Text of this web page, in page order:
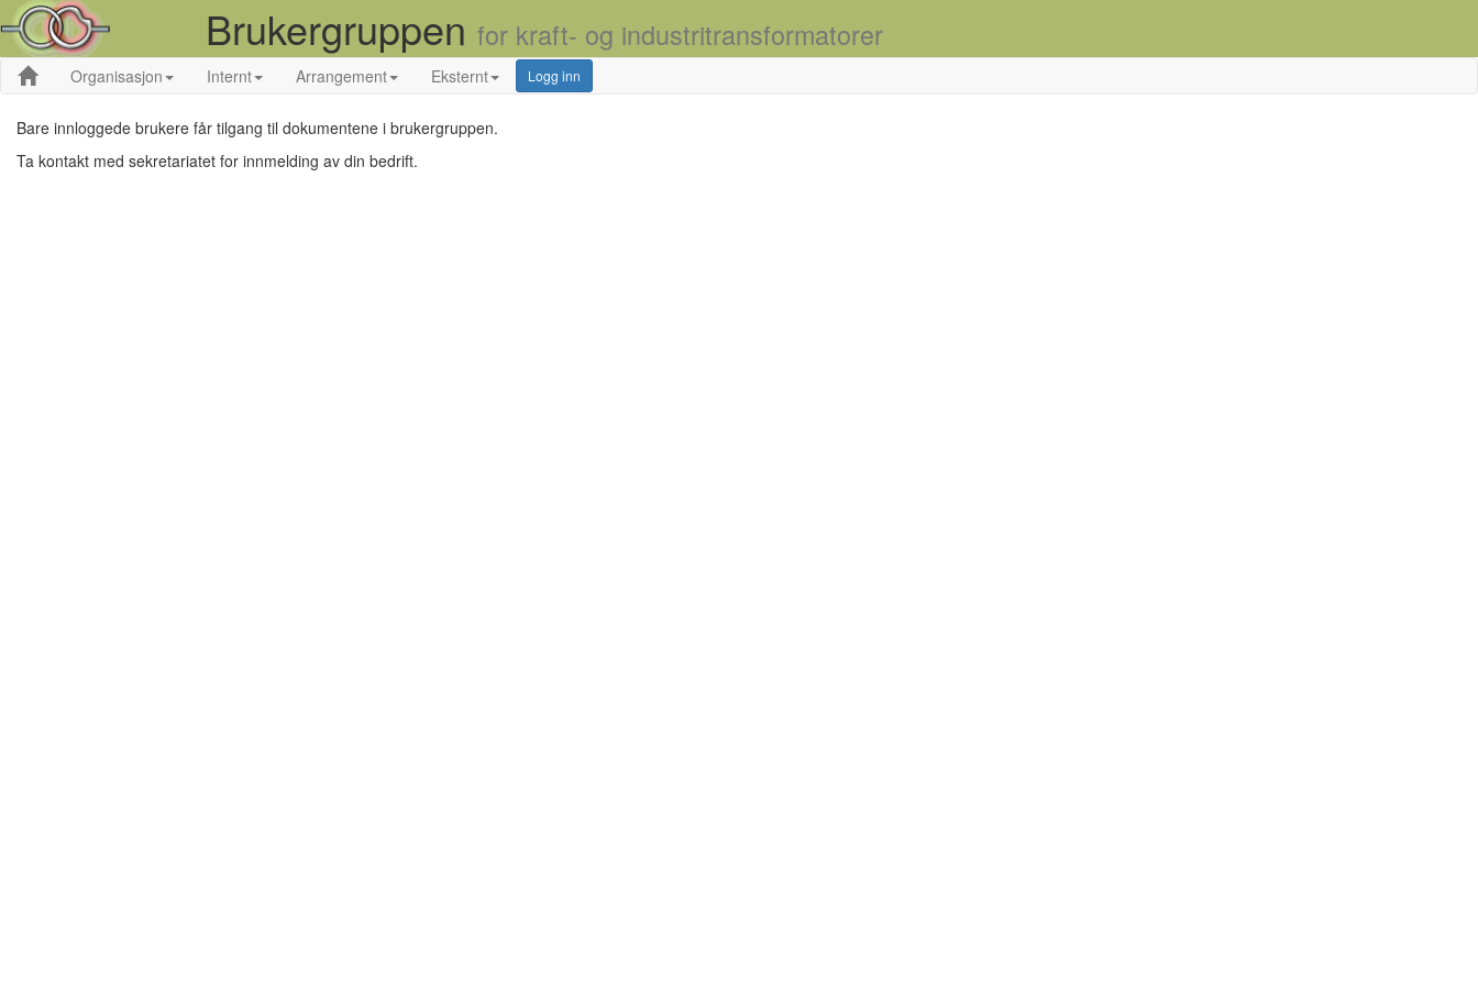
Brukergruppen for kraft- og industritransformatorer
Organisasjon Internt Arrangement Eksternt Logg inn
Bare innloggede brukere får tilgang til dokumentene i brukergruppen.
Ta kontakt med sekretariatet for innmelding av din bedrift.